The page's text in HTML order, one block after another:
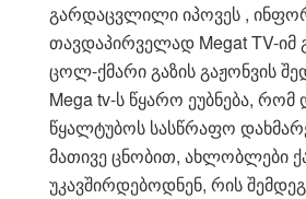
გარდაცვლილი იპოვეს ,
თავდაპირველად Megat TV-იმ
ცოლ-ქმარი გაზის გაჟონვის
Mega tv-ს წყარო ეუბნება,
წყალტუბოს სასწრაფო
მათივე ცნობით, ახლობლები
უკავშირდებოდნენ, რის